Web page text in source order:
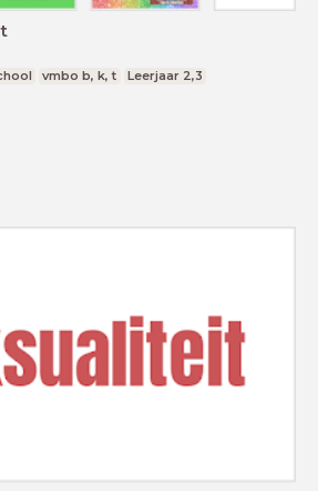
vmbo b, k, t Leerjaar 2,3